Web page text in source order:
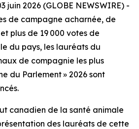
juin 2026 (GLOBE NEWSWIRE) -
de campagne acharnée, de
plus de 19 000 votes de
du pays, les lauréats du
de compagnie les plus
du Parlement » 2026 sont
canadien de la santé animale
des lauréats de cette